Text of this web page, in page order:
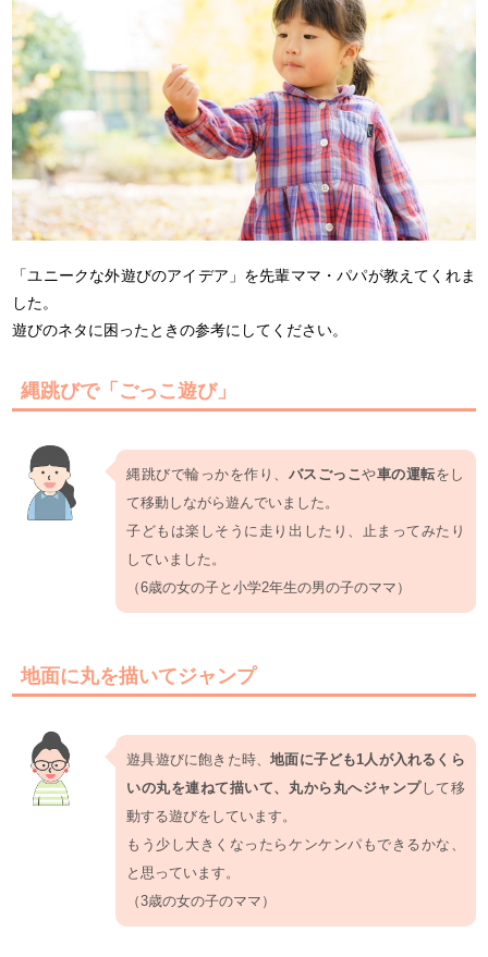
「ユニークな外遊びのアイデア」を先輩ママ・パパが教えてくれま
した。
遊びのネタに困ったときの参考にしてください。
縄跳びで「ごっこ遊び」
縄跳びで輪っかを作り、 バスごっこや車の運転をし
て移動しながら遊んでいました。
子どもは楽しそうに走り出したり、止まってみたり
していました。
（6歳の女の子と小学2年生の男の子のママ）
地面に丸を描いてジャンプ
遊具遊びに飽きた時、地面に子ども1人が入れるくら
いの丸を連ねて描いて、丸から丸へジャンプして移
動する遊びをしています。
もう少し大きくなったらケンケンパもできるかな、
と思っています。
（3歳の女の子のママ）